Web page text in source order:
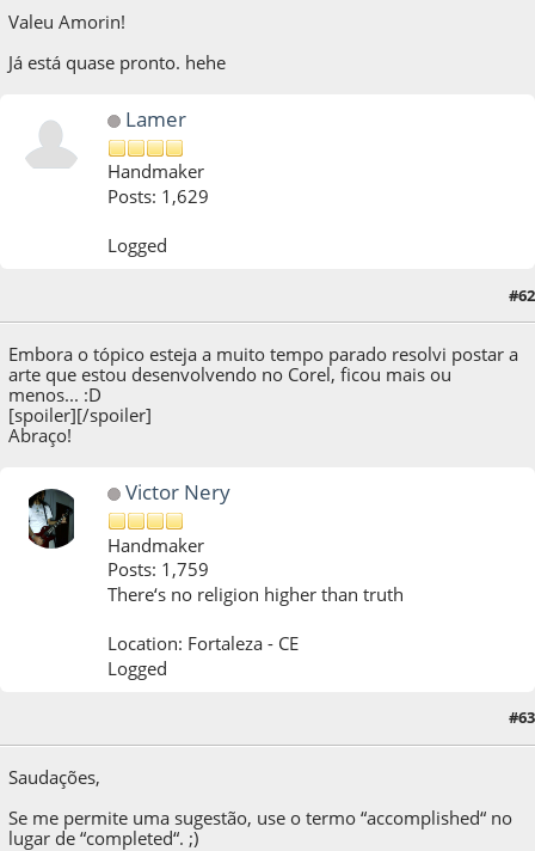
Valeu Amorin!
Já está quase pronto. hehe
Lamer
Handmaker
Posts: 1,629
Logged
: 26 de October de 2012, as 17:46:46#62
Embora o tópico esteja a muito tempo parado resolvi postar a
arte que estou desenvolvendo no Corel, ficou mais ou
menos... :D
[spoiler][/spoiler]
Abraço!
Victor Nery
Handmaker
Posts: 1,759
There‘s no religion higher than truth
Location: Fortaleza - CE
Logged
#63
Saudações,
Se me permite uma sugestão, use o termo “accomplished“ no
lugar de “completed“. ;)